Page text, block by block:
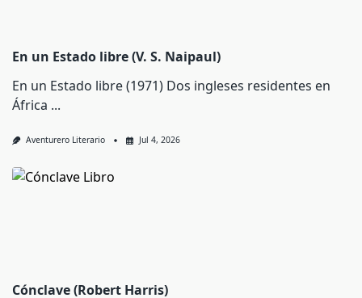
En un Estado libre (V. S. Naipaul)
En un Estado libre (1971) Dos ingleses residentes en
África ...
Aventurero Literario Jul 4, 2026
Cónclave (Robert Harris)